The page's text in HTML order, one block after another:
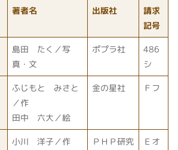
著者名 出版社
請求
記号
島田 たく／写
真・文
ポプラ社
486
シ
ふじもと みさと
／作
田中 六大／絵
金の星社 Ｆフ
小川 洋子／作
ＰＨＰ研究
Ｅオ